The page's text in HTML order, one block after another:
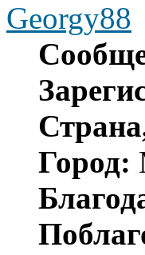
Georgy88
Город: